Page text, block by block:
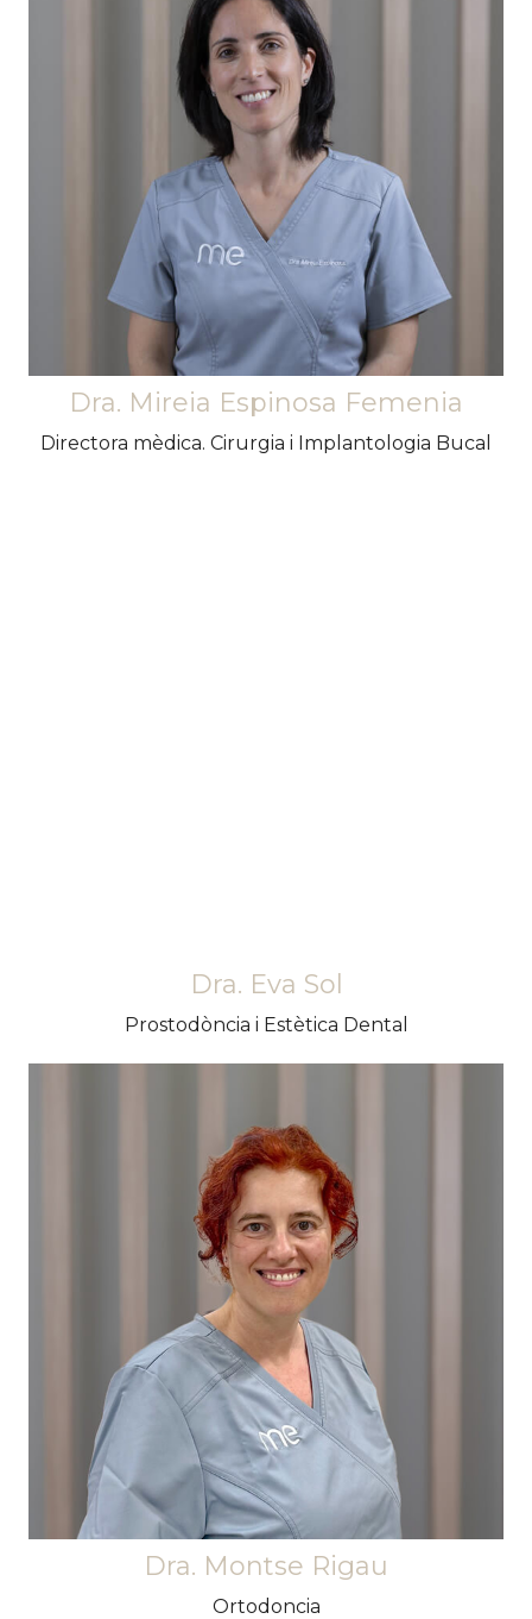
Emprenedora. Odontòloga de vocació.
Encantada de tenir cura de la salut bucodental
dels meus pacients buscant sempre poder
oferir la millor versió de mi mateixa.
Apassionada de la cirurgia i de la implantologia
oral, l'oclusió i la medicina dental del son.
Dra. Mireia Espinosa Femenia
Directora mèdica. Cirurgia i Implantologia Bucal
Dra. Eva Sol
Prostodòncia i Estètica Dental
Agradable i amb do de gent. Amb més de 20
anys de dedicació a la pràctica de l'ortodòncia
en exclusiva, és capaç de resoldre els
tractaments més complicats. Li encanten tots
aquells casos que li representen un repte i que
permeten demostrar el seu enginy i
professionalitat.
Dra. Montse Rigau
Ortodoncia